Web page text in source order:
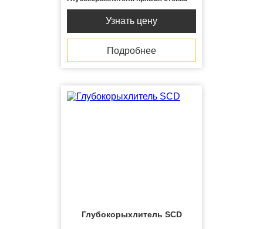
Узнать цену
Подробнее
Глубокорыхлитель SCD